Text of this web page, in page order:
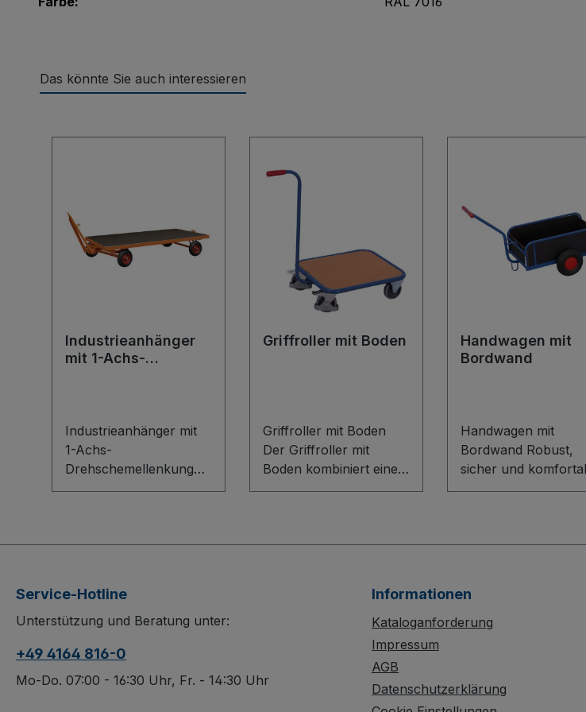
Das könnte Sie auch interessieren
Industrieanhänger
mit 1-Achs-
Industrieanhänger mit
1-Achs-
Drehschemellenkung
Extrem robust und
Industrieanhänger mit
überzeugt durch eine
pulsgeschweißte
abgerundeten Ecken,
rutschhemmender
Griffroller mit Boden
Griffroller mit Boden
Der Griffroller mit
Boden kombiniert eine
stabile
robusten Boden aus
oberflächengeschützte
Struktur ist schlag- und
Handwagen mit
Bordwand
Handwagen mit
Bordwand Robust,
sicher und
unterwegs: Der
durch eine stabile
hohe Geländer mit
Standfuß sorgt für
Service-Hotline
Unterstützung und Beratung unter:
+49 4164 816-0
Mo-Do. 07:00 - 16:30 Uhr, Fr. - 14:30 Uhr
Informationen
Kataloganforderung
Impressum
AGB
Datenschutzerklärung